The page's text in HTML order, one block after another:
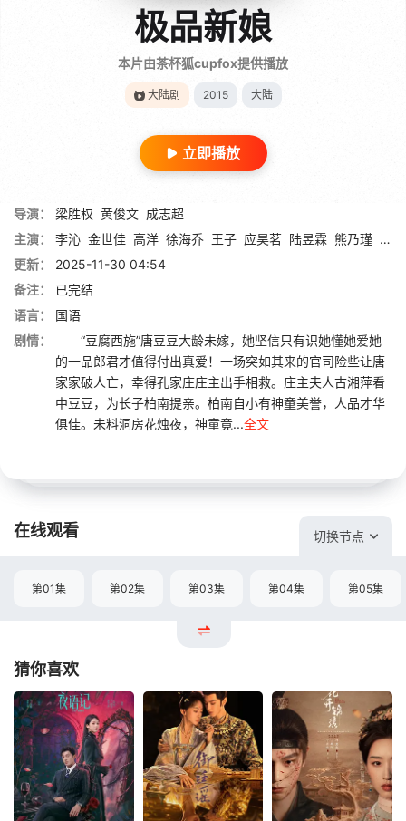
极品新娘
本片由茶杯狐cupfox提供播放
大陆剧 2015 大陆
立即播放
导演： 梁胜权 黄俊文 成志超
主演：
李沁 金世佳 高洋 徐海乔 王子 应昊茗 陆昱霖 熊乃瑾 包
更新：
2025-11-30 04:54
备注：
已完结
语言：
国语
剧情：
“豆腐西施”唐豆豆大龄未嫁，她坚信只有识她懂她爱她
的一品郎君才值得付出真爱！一场突如其来的官司险些让唐
家家破人亡，幸得孔家庄庄主出手相救。庄主夫人古湘萍看
中豆豆，为长子柏南提亲。柏南自小有神童美誉，人品才华
俱佳。未料洞房花烛夜，神童竟...全文
在线观看 切换节点
第01集 第02集 第03集 第04集 第05集
猜你喜欢